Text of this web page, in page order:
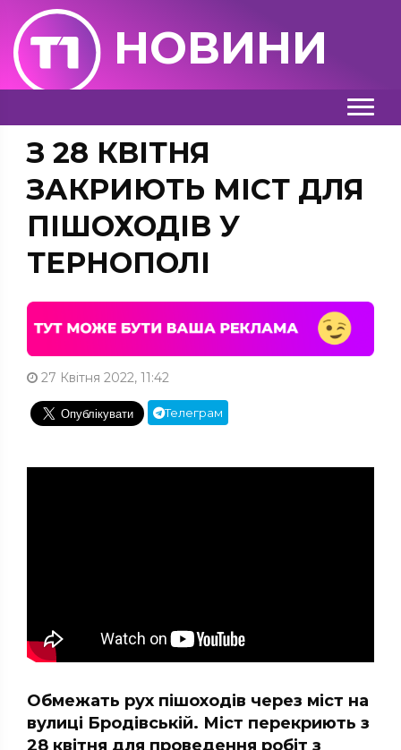
НОВИНИ
З 28 КВІТНЯ
ЗАКРИЮТЬ МІСТ ДЛЯ
ПІШОХОДІВ У
ТЕРНОПОЛІ
27 Квітня 2022, 11:42
Телеграм
Обмежать рух пішоходів через міст на
вулиці Бродівській. Міст перекриють з
28 квітня для проведення робіт з